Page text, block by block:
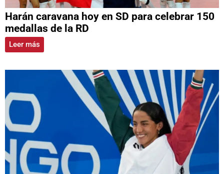
Harán caravana hoy en SD para celebrar 150
medallas de la RD
Leer más